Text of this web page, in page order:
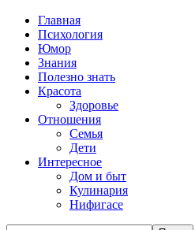
Главная
Психология
Юмор
Знания
Полезно знать
Красота
Здоровье
Отношения
Семья
Дети
Интересное
Дом и быт
Кулинария
Нифигасе